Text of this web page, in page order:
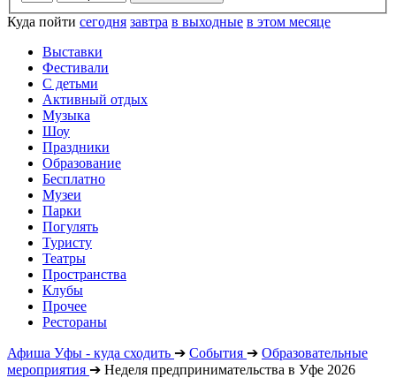
Куда пойти сегодня завтра в выходные в этом месяце
Выставки
Фестивали
С детьми
Активный отдых
Музыка
Шоу
Праздники
Образование
Бесплатно
Музеи
Парки
Погулять
Туристу
Театры
Пространства
Клубы
Прочее
Рестораны
Афиша Уфы - куда сходить ➔ События ➔ Образовательные
мероприятия ➔ Неделя предпринимательства в Уфе 2026